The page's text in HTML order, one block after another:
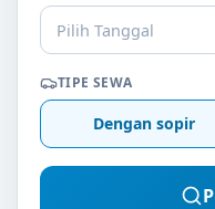
Pilih Tanggal
TIPE SEWA
Dengan sopir